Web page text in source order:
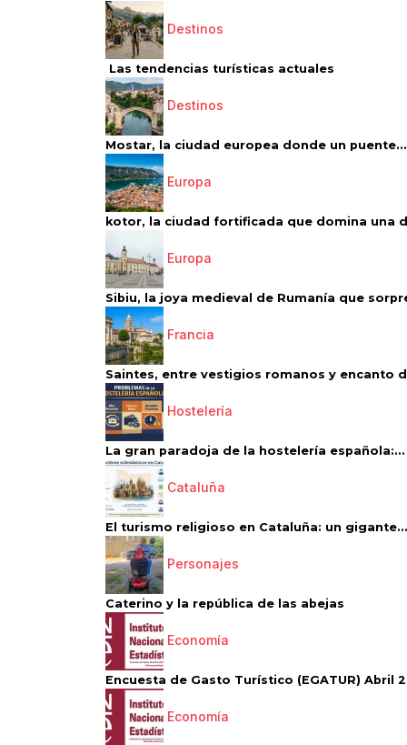
Destinos
Las tendencias turísticas actuales
Destinos
Mostar, la ciudad europea donde un puente...
Europa
kotor, la ciudad fortificada que domina una
Europa
Sibiu, la joya medieval de Rumanía que
Francia
Saintes, entre vestigios romanos y encanto
Hostelería
La gran paradoja de la hostelería española:...
Cataluña
El turismo religioso en Cataluña: un gigante...
Personajes
Caterino y la república de las abejas
Economía
Encuesta de Gasto Turístico (EGATUR) Abril
Economía